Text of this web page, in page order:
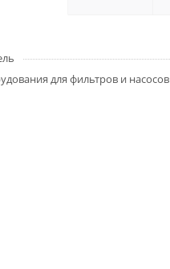
для фильтров и насосов